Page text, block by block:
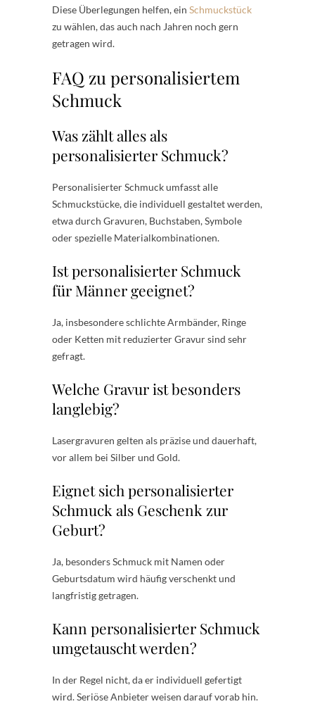
Diese Überlegungen helfen, ein Schmuckstück
zu wählen, das auch nach Jahren noch gern
getragen wird.
FAQ zu personalisiertem
Schmuck
Was zählt alles als
personalisierter Schmuck?
Personalisierter Schmuck umfasst alle
Schmuckstücke, die individuell gestaltet werden,
etwa durch Gravuren, Buchstaben, Symbole
oder spezielle Materialkombinationen.
Ist personalisierter Schmuck
für Männer geeignet?
Ja, insbesondere schlichte Armbänder, Ringe
oder Ketten mit reduzierter Gravur sind sehr
gefragt.
Welche Gravur ist besonders
langlebig?
Lasergravuren gelten als präzise und dauerhaft,
vor allem bei Silber und Gold.
Eignet sich personalisierter
Schmuck als Geschenk zur
Geburt?
Ja, besonders Schmuck mit Namen oder
Geburtsdatum wird häufig verschenkt und
langfristig getragen.
Kann personalisierter Schmuck
umgetauscht werden?
In der Regel nicht, da er individuell gefertigt
wird. Seriöse Anbieter weisen darauf vorab hin.